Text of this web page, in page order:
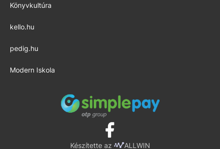
Könyvkultúra
kello.hu
pedig.hu
Modern Iskola
Készítette az ALLWIN